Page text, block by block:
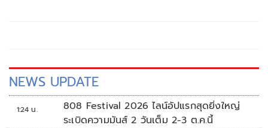
NEWS UPDATE
1:24 น.
808 Festival 2026 ไลน์อัปแรกสุดยิ่งใหญ่
ระเบิดความมันส์ 2 วันเต็ม 2-3 ต.ค.นี้